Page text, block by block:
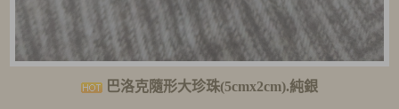
巴洛克隨形大珍珠(5cmx2cm).純銀